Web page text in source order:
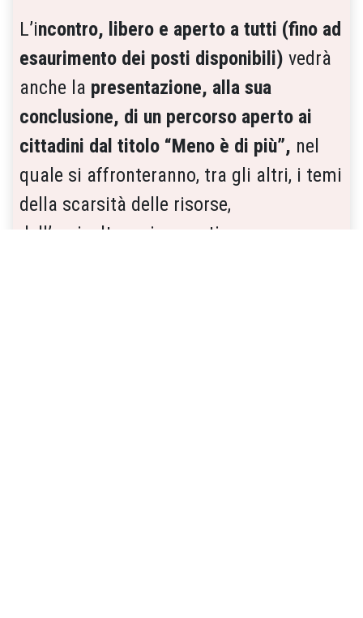
L’incontro, libero e aperto a tutti (fino ad
esaurimento dei posti disponibili) vedrà
anche la presentazione, alla sua
conclusione, di un percorso aperto ai
cittadini dal titolo “Meno è di più”, nel
quale si affronteranno, tra gli altri, i temi
della scarsità delle risorse,
dell’agricoltura rigenerativa e